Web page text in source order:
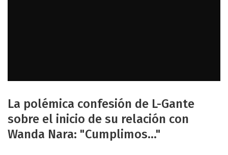
La polémica confesión de L-Gante
sobre el inicio de su relación con
Wanda Nara: "Cumplimos..."